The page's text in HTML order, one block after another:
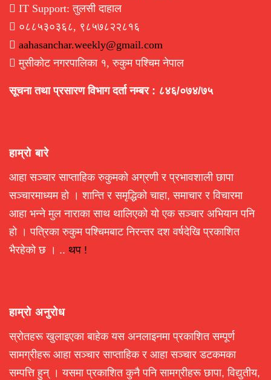
IT Support: तुलसी दाहाल
०८८५३०३६८, ९८५७८२२८१६
aahasanchar.weekly@gmail.com
मुसीकोट नगरपालिका १, रुकुम पश्चिम नेपाल
सूचना तथा प्रसारण विभाग दर्ता नम्बर : ८४६/०७४/७५
हाम्रो बारे
आहा सञ्चार साप्ताहिक रुकुमको अग्रणी र प्रभावशाली छापा
सञ्चारमाध्यम हो । शान्ति र समृद्धिको चाहा, समाचार र विचारमा
आहा भन्ने मुल नाराका साथ थालिएको यो एक सञ्चार अभियान पनि
हो । पत्रिका रुकुम पश्चिमबाट निरन्तर दश वर्षदेखि प्रकाशित
भैरहेको छ । .. थप !
हाम्रो अनुरोध
स्रोतहरू खुलाइएका बाहेक यस अनलाइनमा प्रकाशित सम्पूर्ण
सामग्रीहरू आहा सञ्चार साप्ताहिक र आहा सञ्चार डटकमका
सम्पत्ति हुन् । यसमा प्रकाशित कुनै पनि सामग्रीहरू छापा, विद्युतीय,